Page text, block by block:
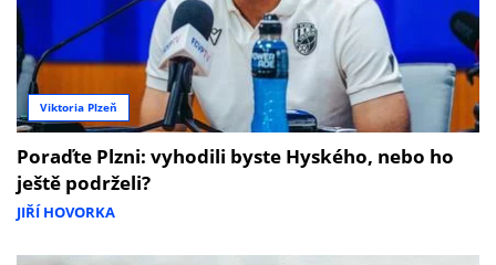
Viktoria Plzeň
Poraďte Plzni: vyhodili byste Hyského, nebo ho
ještě podrželi?
JIŘÍ HOVORKA